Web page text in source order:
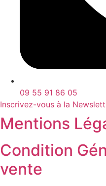
09 55 91 86 05
Inscrivez-vous à la
Mentions
Condition
vente